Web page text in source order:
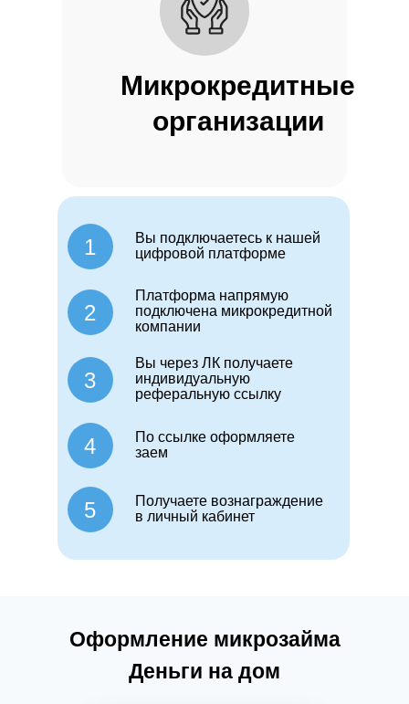
Микрокредитные
организации
1
Вы подключаетесь к нашей
цифровой платформе
2
Платформа напрямую
подключена микрокредитной
компании
3
Вы через ЛК получаете
индивидуальную
реферальную ссылку
4
По ссылке оформляете
заем
5
Получаете вознаграждение
в личный кабинет
Оформление микрозайма
Деньги на дом